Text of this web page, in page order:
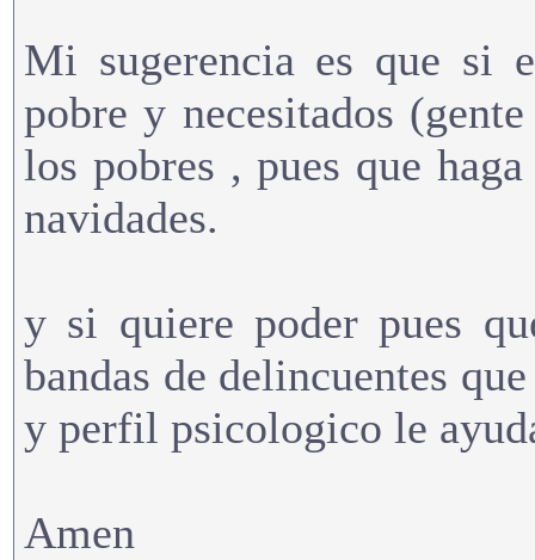
Mi sugerencia es que si
pobre y necesitados
los pobres , pues que
navidades.
y si quiere poder pues
bandas de delincuentes
y perfil psicologico le
Amen